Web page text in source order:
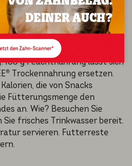
g Feucht­nah­rung lässt sich
Trocken­nah­rung ersetzen.
die von Snacks
Fütterungs­men­ge den
an. Wie? Besuchen Sie
frisches Trinkwas­ser bereit.
servie­ren. Futter­res­te